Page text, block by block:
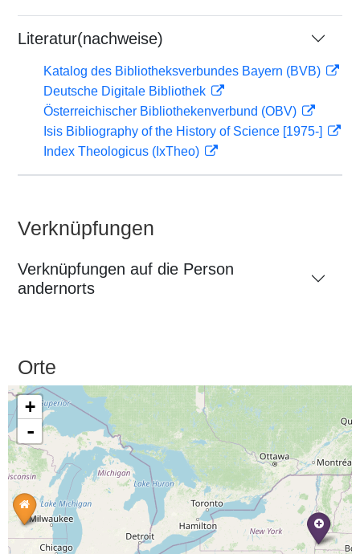
Literatur(nachweise)
Katalog des Bibliotheksverbundes Bayern (BVB)
Deutsche Digitale Bibliothek
Österreichischer Bibliothekenverbund (OBV)
Isis Bibliography of the History of Science [1975-]
Index Theologicus (IxTheo)
Verknüpfungen
Verknüpfungen auf die Person
andernorts
Orte
+
-